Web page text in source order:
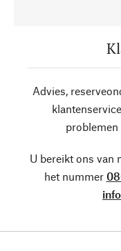
Advies,
U bereikt ons van
het nummer